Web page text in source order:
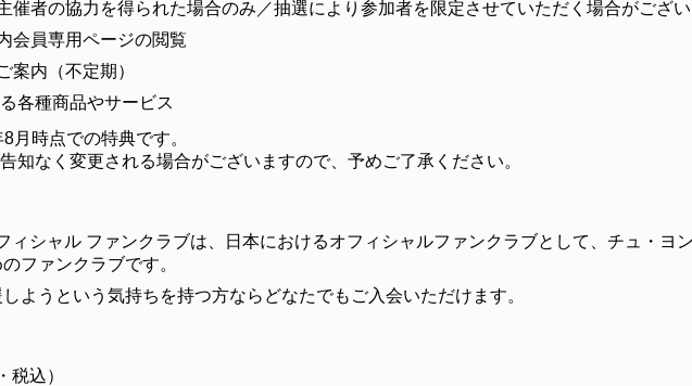
催者の協力を得られた場合のみ／抽選により参加者を限定させていただく場合がござい
会員専用ページの閲覧
案内（不定期）
各種商品やサービス
月時点での特典です。
知なく変更される場合がございますので、予めご了承ください。
ィシャル ファンクラブは、日本におけるオフィシャルファンクラブとして、チュ・ヨ
ファンクラブです。
ようという気持ちを持つ方ならどなたでもご入会いただけます。
税込）